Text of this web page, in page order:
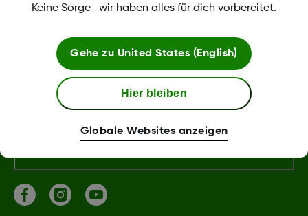
Bedingungen und Richtlinien
Dexcom Webshop Bedingungen
Erklärungen
Keine Sorge—wir haben alles für dich vorbereitet.
Gehe zu United States (English)
Hier bleiben
Globale Websites anzeigen